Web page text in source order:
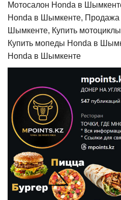
Мотосалон Honda в
Honda в Шымкенте, Продажа
Шымкенте, Купить
Купить мопеды Honda в
Honda в Шымкенте